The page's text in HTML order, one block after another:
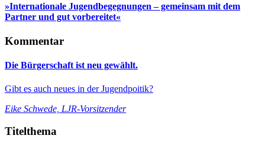
»Internationale Jugendbegegnungen – gemeinsam mit dem
Partner und gut vorbereitet«
Kommentar
Die Bürgerschaft ist neu gewählt.
Gibt es auch neues in der Jugendpoitik?
Eike Schwede, LJR-Vorsitzender
Titelthema